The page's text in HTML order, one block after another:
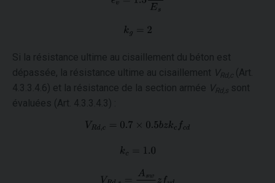
Si la résistance ultime au cisaillement du béton est
dépassée, la résistance ultime au cisaillement VRd,c
(Art.
4.3.3.4.6) et la résistance de la section armée VRd,s sont
évaluées (Art. 4.3.3.4.3) :